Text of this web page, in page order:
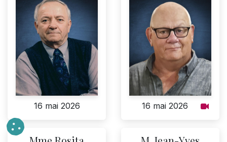
16 mai 2026 16 mai 2026